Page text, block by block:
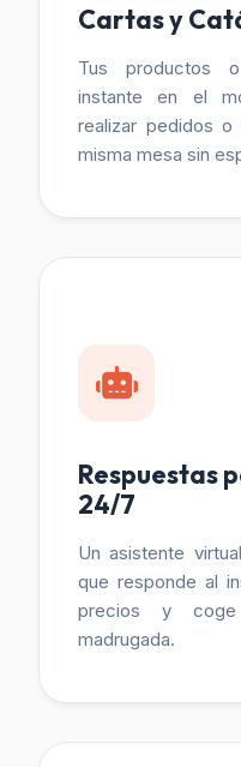
Cartas y
Tus productos
instante en el
realizar pedidos
misma mesa sin
Respuestas
24/7
Un asistente
que responde al
precios y
madrugada.